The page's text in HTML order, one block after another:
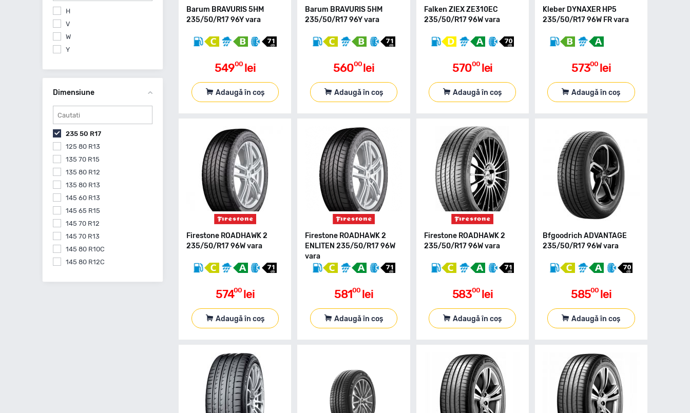
Barum BRAVURIS 5HM
235/50/R17 96Y vara
54900 lei
Adaugă în coș
Barum BRAVURIS 5HM
235/50/R17 96Y vara
56000 lei
Adaugă în coș
Falken ZIEX ZE310EC
235/50/R17 96W vara
57000 lei
Adaugă în coș
Kleber DYNAXER HP5
235/50/R17 96W FR vara
57300 lei
Adaugă în coș
Firestone ROADHAWK 2
235/50/R17 96W vara
57400 lei
Adaugă în coș
Firestone ROADHAWK 2
ENLITEN 235/50/R17 96W
vara
58100 lei
Adaugă în coș
Firestone ROADHAWK 2
235/50/R17 96W vara
58300 lei
Adaugă în coș
Bfgoodrich ADVANTAGE
235/50/R17 96W vara
58500 lei
Adaugă în coș
Yokohama
Zeetex
H
V
W
Y
Dimensiune
235 50 R17
125 80 R13
135 70 R15
135 80 R12
135 80 R13
145 60 R13
145 65 R15
145 70 R12
145 70 R13
145 80 R10C
145 80 R12C